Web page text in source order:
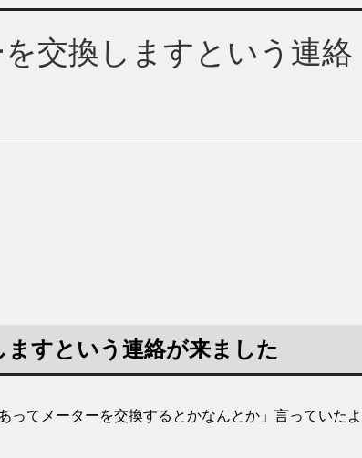
交換しますという連絡
すという連絡が来ました
てメーターを交換するとかなんとか」言っていたよ